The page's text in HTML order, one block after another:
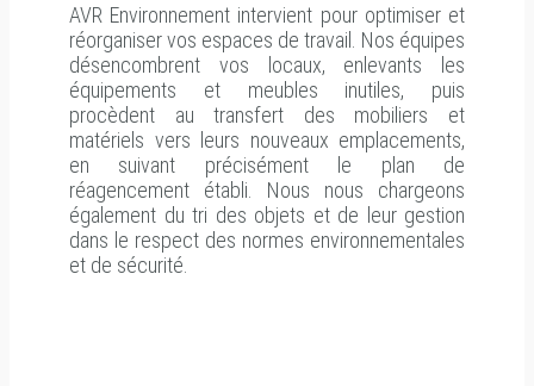
AVR Environnement intervient pour optimiser et
réorganiser vos espaces de travail. Nos équipes
désencombrent vos locaux, enlevants les
équipements et meubles inutiles, puis
procèdent au transfert des mobiliers et
matériels vers leurs nouveaux emplacements,
en suivant précisément le plan de
réagencement établi. Nous nous chargeons
également du tri des objets et de leur gestion
dans le respect des normes environnementales
et de sécurité.